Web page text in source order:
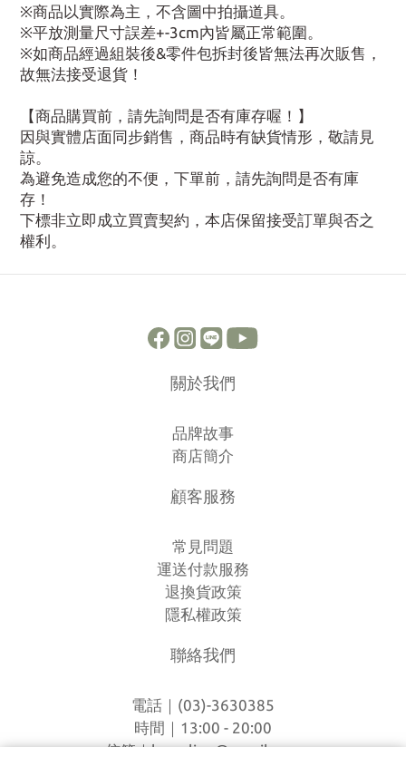
※商品以實際為主，不含圖中拍攝道具。
※平放測量尺寸誤差+-3cm內皆屬正常範圍。
※如商品經過組裝後&零件包拆封後皆無法再次販售，
故無法接受退貨！
【商品購買前，請先詢問是否有庫存喔！】
因與實體店面同步銷售，商品時有缺貨情形，敬請見
諒。
為避免造成您的不便，下單前，請先詢問是否有庫
存！
下標非立即成立買賣契約，本店保留接受訂單與否之
權利。
關於我們
品牌故事
商店簡介
顧客服務
常見問題
運送付款服務
退換貨政策
隱私權政策
聯絡我們
電話｜(03)-3630385
時間｜13:00 - 20:00
信箱｜loverlien@gmail.com